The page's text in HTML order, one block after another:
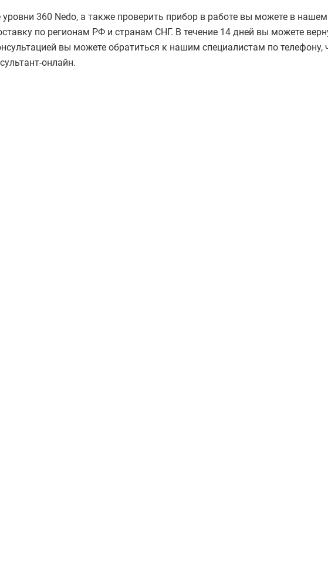
уровни 360 Nedo, а также проверить прибор в работе вы можете в
по регионам РФ и странам СНГ. В течение 14 дней вы можете
вы можете обратиться к нашим специалистам по телефону,
онлайн.